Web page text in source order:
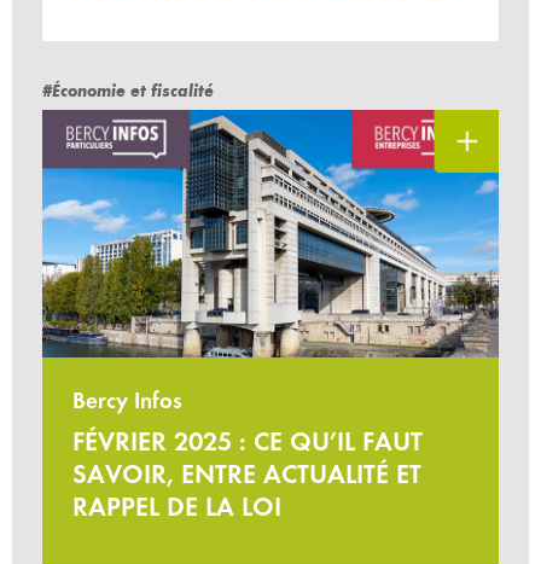
#Économie et fiscalité
Bercy Infos
FÉVRIER 2025 : CE QU’IL FAUT
SAVOIR, ENTRE ACTUALITÉ ET
RAPPEL DE LA LOI